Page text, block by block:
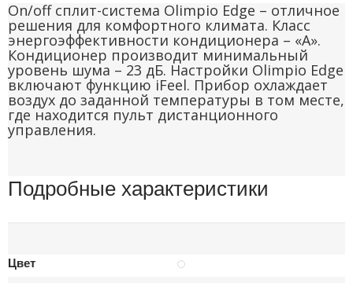
On/off сплит-система Olimpio Edge – отличное
решения для комфортного климата. Класс
энергоэффективности кондиционера – «А».
Кондиционер производит минимальный
уровень шума – 23 дБ. Настройки Olimpio Edge
включают функцию iFeel. Прибор охлаждает
воздух до заданной температуры в том месте,
где находится пульт дистанционного
управления.
Подробные характеристики
Цвет